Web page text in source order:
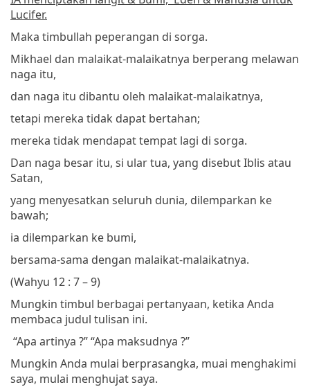
Lucifer.
Maka timbullah peperangan di sorga.
Mikhael dan malaikat-malaikatnya berperang melawan
naga itu,
dan naga itu dibantu oleh malaikat-malaikatnya,
tetapi mereka tidak dapat bertahan;
mereka tidak mendapat tempat lagi di sorga.
Dan naga besar itu, si ular tua, yang disebut Iblis atau
Satan,
yang menyesatkan seluruh dunia, dilemparkan ke
bawah;
ia dilemparkan ke bumi,
bersama-sama dengan malaikat-malaikatnya.
(Wahyu 12 : 7 – 9)
Mungkin timbul berbagai pertanyaan, ketika Anda
membaca judul tulisan ini.
“Apa artinya ?”“Apa maksudnya ?”
Mungkin Anda mulai berprasangka, muai menghakimi
saya, mulai menghujat saya.